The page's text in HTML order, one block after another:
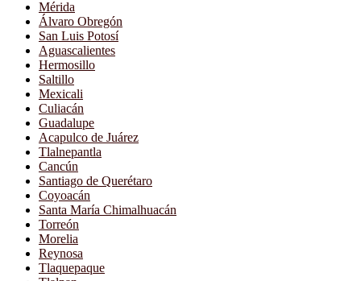
Mérida
Álvaro Obregón
San Luis Potosí
Aguascalientes
Hermosillo
Saltillo
Mexicali
Culiacán
Guadalupe
Acapulco de Juárez
Tlalnepantla
Cancún
Santiago de Querétaro
Coyoacán
Santa María Chimalhuacán
Torreón
Morelia
Reynosa
Tlaquepaque